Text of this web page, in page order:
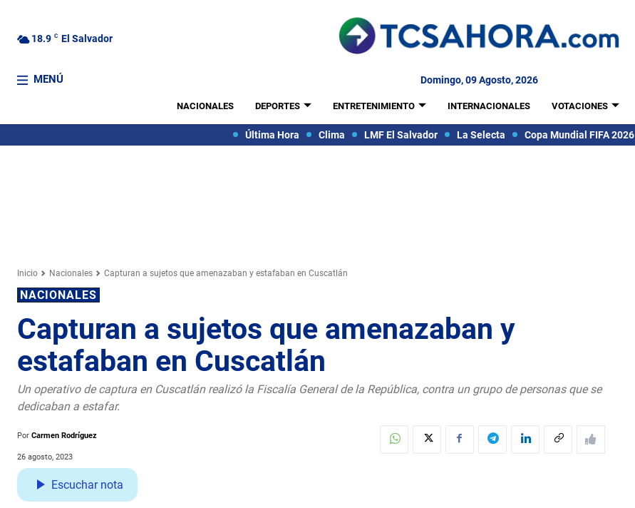
18.9 C El Salvador
MENÚ Domingo, 09 Agosto, 2026
NACIONALES DEPORTES ENTRETENIMIENTO INTERNACIONALES VOTACIONES
Última Hora Clima LMF El Salvador La Selecta Copa Mundial FIFA 2026
Inicio Nacionales Capturan a sujetos que amenazaban y estafaban en Cuscatlán
NACIONALES
Capturan a sujetos que amenazaban y
estafaban en Cuscatlán
Un operativo de captura en Cuscatlán realizó la Fiscalía General de la República, contra un grupo de personas que se
dedicaban a estafar.
Por Carmen Rodríguez
26 agosto, 2023
Escuchar nota